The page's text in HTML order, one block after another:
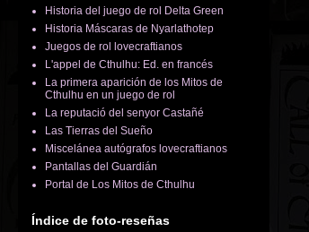
Historia del juego de rol Delta Green
Historia Máscaras de Nyarlathotep
Juegos de rol lovecraftianos
L'appel de Cthulhu: Ed. en francés
La primera aparición de los Mitos de
Cthulhu en un juego de rol
La reputació del senyor Castañé
Las Tierras del Sueño
Miscelánea autógrafos lovecraftianos
Pantallas del Guardián
Portal de Los Mitos de Cthulhu
Índice de foto-reseñas